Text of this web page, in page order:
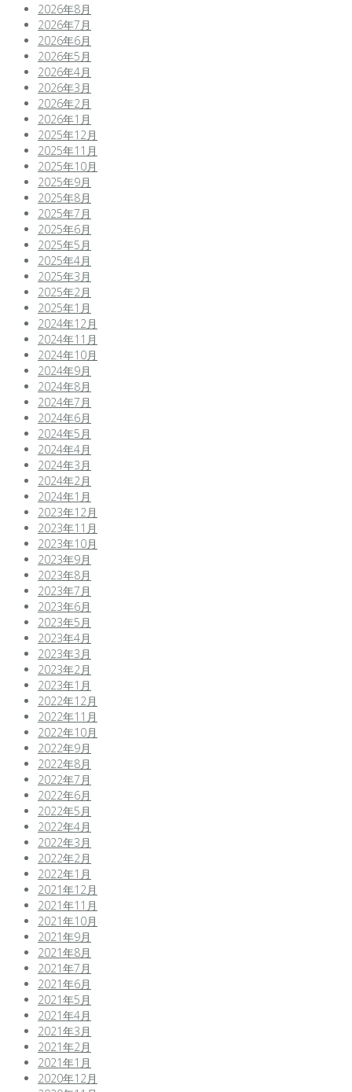
2026年8月
2026年7月
2026年6月
2026年5月
2026年4月
2026年3月
2026年2月
2026年1月
2025年12月
2025年11月
2025年10月
2025年9月
2025年8月
2025年7月
2025年6月
2025年5月
2025年4月
2025年3月
2025年2月
2025年1月
2024年12月
2024年11月
2024年10月
2024年9月
2024年8月
2024年7月
2024年6月
2024年5月
2024年4月
2024年3月
2024年2月
2024年1月
2023年12月
2023年11月
2023年10月
2023年9月
2023年8月
2023年7月
2023年6月
2023年5月
2023年4月
2023年3月
2023年2月
2023年1月
2022年12月
2022年11月
2022年10月
2022年9月
2022年8月
2022年7月
2022年6月
2022年5月
2022年4月
2022年3月
2022年2月
2022年1月
2021年12月
2021年11月
2021年10月
2021年9月
2021年8月
2021年7月
2021年6月
2021年5月
2021年4月
2021年3月
2021年2月
2021年1月
2020年12月